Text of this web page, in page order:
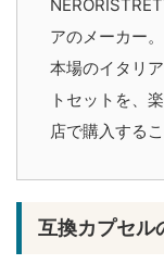
アのメーカー。
本場のイタリ
トセットを、
店で購入する
互換カプセル